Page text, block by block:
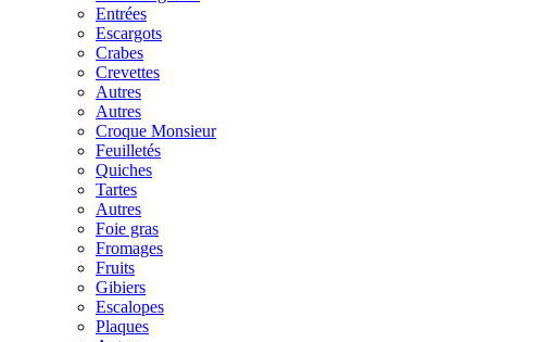
Entrées
Escargots
Crabes
Crevettes
Autres
Autres
Croque Monsieur
Feuilletés
Quiches
Tartes
Autres
Foie gras
Fromages
Fruits
Gibiers
Escalopes
Plaques